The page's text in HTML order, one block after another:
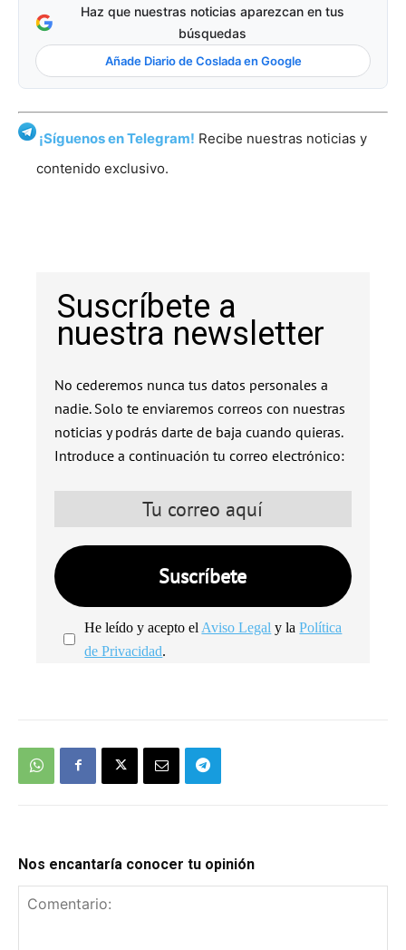
Haz que nuestras noticias aparezcan en tus
búsquedas
Añade Diario de Coslada en Google
¡Síguenos en Telegram! Recibe nuestras noticias y
contenido exclusivo.
Suscríbete a
nuestra newsletter
No cederemos nunca tus datos personales a
nadie. Solo te enviaremos correos con nuestras
noticias y podrás darte de baja cuando quieras.
Introduce a continuación tu correo electrónico:
He leído y acepto el Aviso Legal y laPolítica
de Privacidad.
Nos encantaría conocer tu opinión